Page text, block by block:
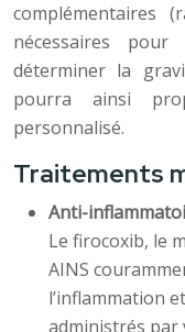
complémentaires
nécessaires
déterminer la
pourra ainsi
personnalisé.
Traitements
Anti-
Le firocoxib, le
AINS
l’inflammation
administrés par